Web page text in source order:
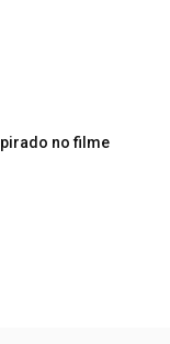
no filme